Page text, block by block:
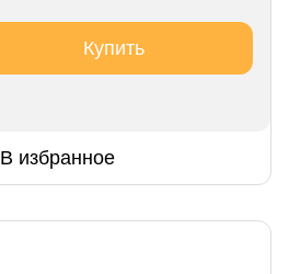
Купить
В избранное